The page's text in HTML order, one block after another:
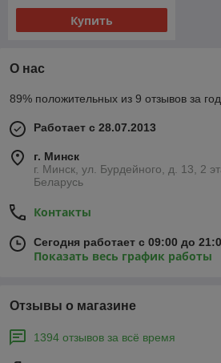
Купить
О нас
89% положительных из 9 отзывов за год
Работает с 28.07.2013
г. Минск
г. Минск, ул. Бурдейного, д. 13, 2
Беларусь
Контакты
Сегодня работает с 09:00 до
Показать весь график работы
Отзывы о магазине
1394 отзывов за всё время